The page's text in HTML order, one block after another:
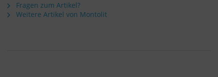
Fragen zum Artikel?
Weitere Artikel von Montolit